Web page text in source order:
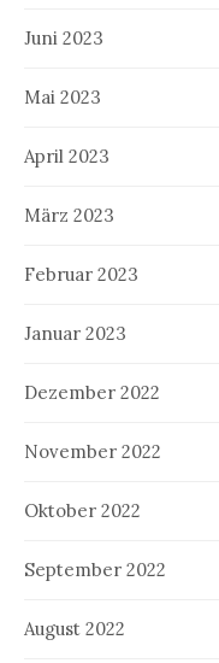
Juni 2023
Mai 2023
April 2023
März 2023
Februar 2023
Januar 2023
Dezember 2022
November 2022
Oktober 2022
September 2022
August 2022